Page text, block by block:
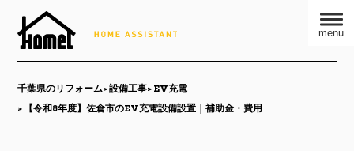
menu
千葉県のリフォーム 設備工事
EV充電
【令和8年度】佐倉市のEV充電設備設置｜補助金・費用